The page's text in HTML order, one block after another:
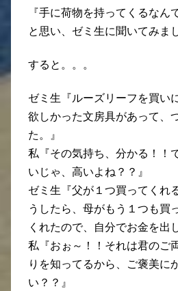
『手に荷物を持ってくるなん
と思い、ゼミ生に聞いてみま
すると。。。
ゼミ生『ルーズリーフを買い
欲しかった文房具があって、
た。』
私『その気持ち、分かる！！
いじゃ、高いよね？？』
ゼミ生『父が１つ買ってくれ
うしたら、母がもう１つも買
くれたので、自分でお金を出
私『おぉ～！！それは君のご
りを知ってるから、ご褒美に
い？？』